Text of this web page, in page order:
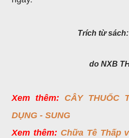
Trích từ
do NXB
Xem thêm: CÂY THUỐC
DỤNG - SUNG
Xem thêm: Chữa Tê Thấp